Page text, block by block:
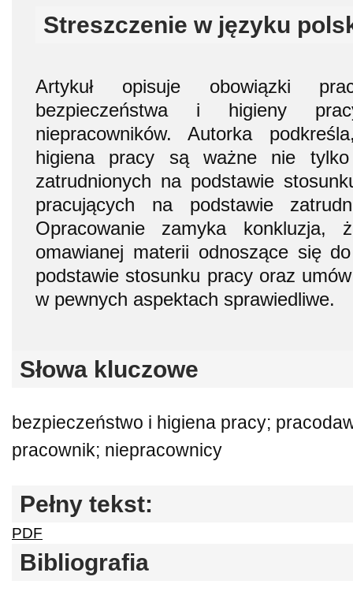
Streszczenie w języku
Artykuł opisuje obowiązki
bezpieczeństwa i higieny
niepracowników. Autorka
higiena pracy są ważne nie
zatrudnionych na podstawie
pracujących na podstawie
Opracowanie zamyka konkluzja,
omawianej materii odnoszące się
podstawie stosunku pracy oraz
w pewnych aspektach sprawiedliwe.
Słowa kluczowe
bezpieczeństwo i higiena pracy;
pracownik; niepracownicy
Pełny tekst:
PDF
Bibliografia